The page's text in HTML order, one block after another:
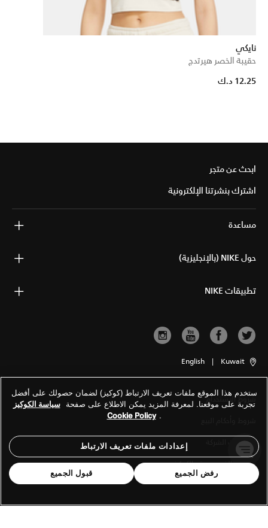
نايكي
حقيبة الخصر هيرتدج
12.25 د.ك
ابحث عن متجر
اشترك بنشرتنا الإلكترونية
مساعدة
حول NIKE (بالإنجليزية)
تطبيقات NIKE
Kuwait
|
English
شروط الاستخدام
معلومات الشركة
سياسة الخصوصية والكوكيز
ستخدم هذا الموقع ملفات تعريف الارتباط (كوكيز) لضمان حصولك على أفضل
تجربة على موقعنا. لمعرفة المزيد يمكن الاطلاع على صفحة سياسة الكوكيز
.
Cookie Policy
إعدادات ملفات تعريف الارتباط
رفض الجميع قبول الجميع